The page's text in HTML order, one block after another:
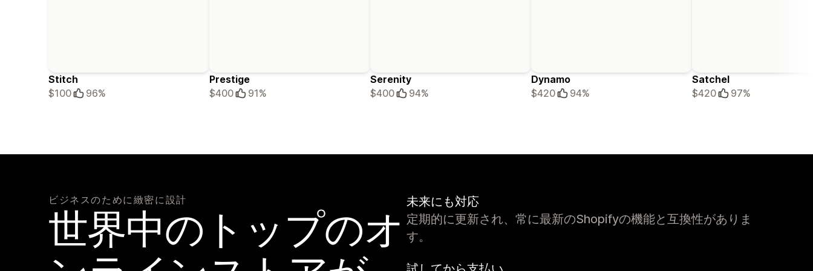
Stitch
$100
96%
Prestige
$400
91%
Serenity
$400
94%
Dynamo
$420
94%
Satchel
$420
97%
ビジネスのために緻密に設計
世界中のトップのオ
未来にも対応
定期的に更新され、常に最新のShopifyの機能と互換性がありま
す。